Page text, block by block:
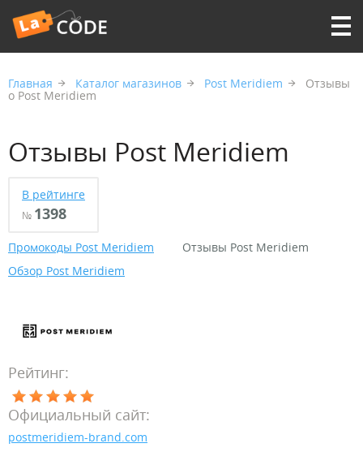
Главная Каталог магазинов Post Meridiem Отзывы
о Post Meridiem
Отзывы Post Meridiem
В рейтинге
№ 1398
Промокоды Post Meridiem
Отзывы Post Meridiem
Обзор Post Meridiem
Рейтинг:
Официальный сайт:
postmeridiem-brand.com